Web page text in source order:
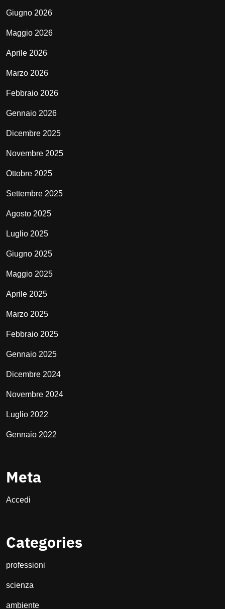
Giugno 2026
Maggio 2026
Aprile 2026
Marzo 2026
Febbraio 2026
Gennaio 2026
Dicembre 2025
Novembre 2025
Ottobre 2025
Settembre 2025
Agosto 2025
Luglio 2025
Giugno 2025
Maggio 2025
Aprile 2025
Marzo 2025
Febbraio 2025
Gennaio 2025
Dicembre 2024
Novembre 2024
Luglio 2022
Gennaio 2022
Meta
Accedi
Categories
professioni
scienza
ambiente